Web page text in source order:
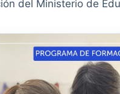
del Ministerio de